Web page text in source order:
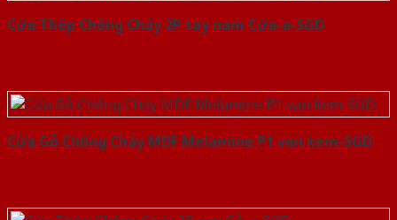
Cửa Thép Chống Cháy 2P tay nam Cửa-a-SGD
Cửa Gỗ Chống Cháy MDF Melamine P1 van kem-SGD